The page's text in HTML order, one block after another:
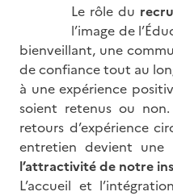
Le rôle du
l’image de
bienveillant, une
de confiance tout au
à une expérience
soient retenus ou
retours d’expérience
entretien devient
l’attractivité de notre
L’accueil et